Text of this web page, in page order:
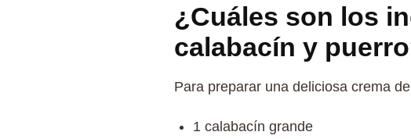
¿Cuáles son los
calabacín y
Para preparar una deliciosa crema
1 calabacín grande